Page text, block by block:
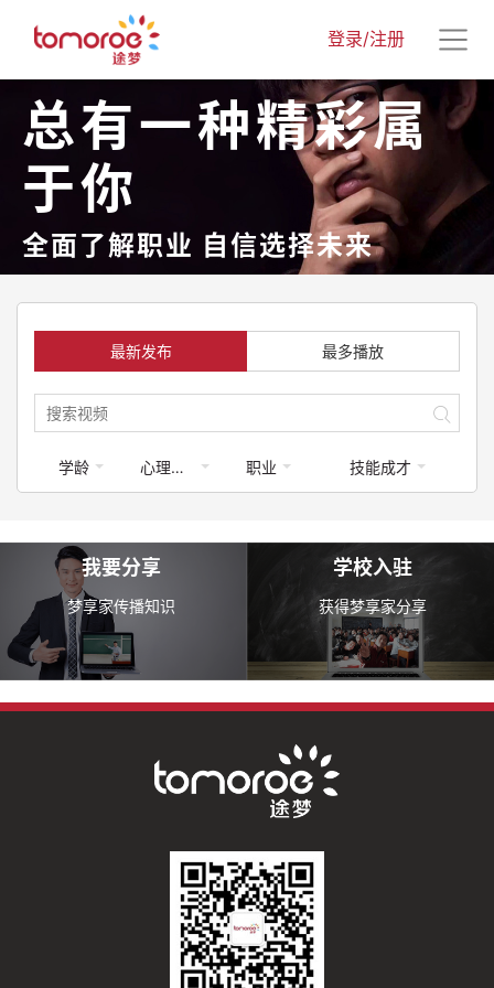
登录/注册
总有一种精彩属
于你
全面了解职业 自信选择未来
最新发布 最多播放
学龄 心理健康 职业 技能成才
我要分享
梦享家传播知识
学校入驻
获得梦享家分享